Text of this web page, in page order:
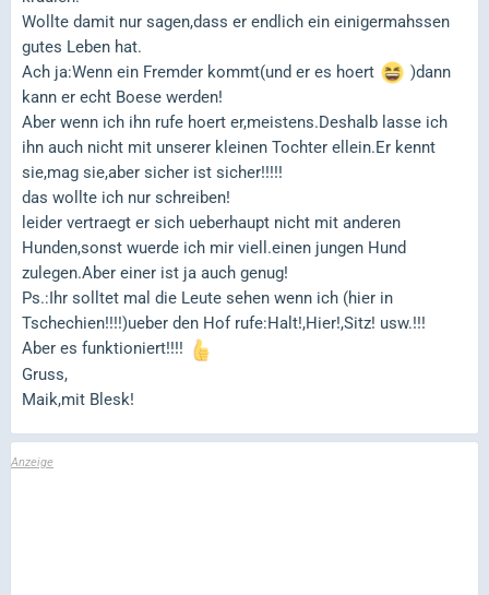
Wollte damit nur sagen,dass er endlich ein einigermahssen
gutes Leben hat.
Ach ja:Wenn ein Fremder kommt(und er es hoert
)dann
kann er echt Boese werden!
Aber wenn ich ihn rufe hoert er,meistens.Deshalb lasse ich
ihn auch nicht mit unserer kleinen Tochter ellein.Er kennt
sie,mag sie,aber sicher ist sicher!!!!!
das wollte ich nur schreiben!
leider vertraegt er sich ueberhaupt nicht mit anderen
Hunden,sonst wuerde ich mir viell.einen jungen Hund
zulegen.Aber einer ist ja auch genug!
Ps.:Ihr solltet mal die Leute sehen wenn ich (hier in
Tschechien!!!!)ueber den Hof rufe:Halt!,Hier!,Sitz! usw.!!!
Aber es funktioniert!!!!
Gruss,
Maik,mit Blesk!